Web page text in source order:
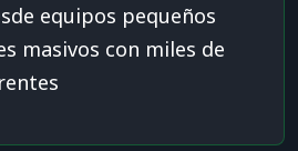
equipos pequeños
masivos con miles de